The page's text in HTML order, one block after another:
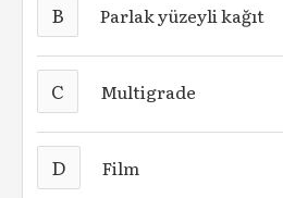
B Parlak yüzeyli kağıt
C Multigrade
D Film